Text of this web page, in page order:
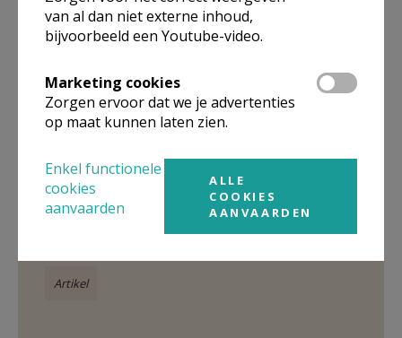
Samen op weg - K&L © K&L
Pastorale zone Sint-Norbertus - Grimbergen
Artikel
van al dan niet externe inhoud,
bijvoorbeeld een Youtube-video.
Marketing cookies
Zorgen ervoor dat we je advertenties
op maat kunnen laten zien.
Enkel functionele
cookies
aanvaarden
ALLE
COOKIES
AANVAARDEN